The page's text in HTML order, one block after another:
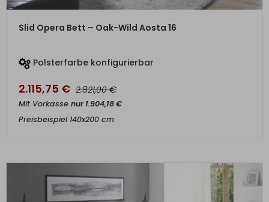
ZUM PRODUKT
Slid Opera Bett – Oak-Wild Aosta 16
Polsterfarbe konfigurierbar
2.115,75 € 2.821,00€
Mit Vorkasse nur1.904,18€
Preisbeispiel 140x200 cm